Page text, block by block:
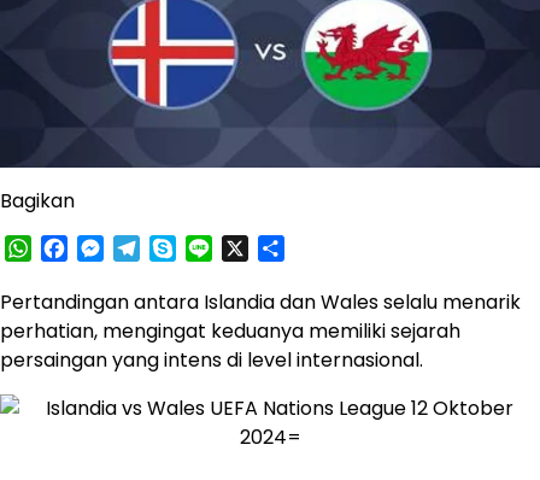
Bagikan
WhatsApp
Facebook
Messenger
Telegram
SkypeLine
Pertandingan antara Islandia dan Wales selalu menarik
perhatian, mengingat keduanya memiliki sejarah
persaingan yang intens di level internasional.